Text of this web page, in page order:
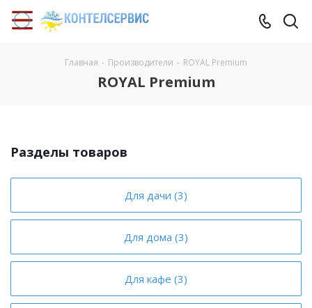
Главная - Производители - ROYAL Premium
ROYAL Premium
Разделы товаров
Для дачи (3)
Для дома (3)
Для кафе (3)